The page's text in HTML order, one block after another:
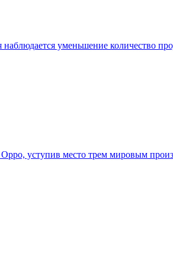
наблюдается уменьшение количество
уступив место трем мировым